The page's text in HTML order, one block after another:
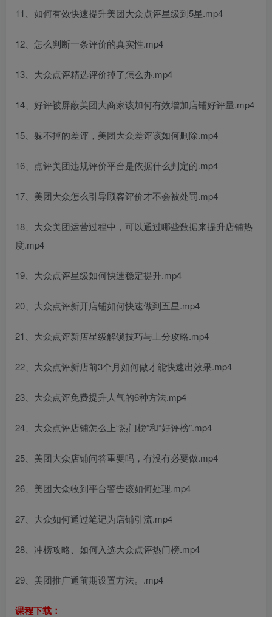
11、如何有效快速提升美团大众点评星级到5星.mp4
12、怎么判断一条评价的真实性.mp4
13、大众点评精选评价掉了怎么办.mp4
14、好评被屏蔽美团大商家该加何有效增加店铺好评量.mp4
15、躲不掉的差评，美团大众差评该如何删除.mp4
16、点评美团违规评价平台是依据什么判定的.mp4
17、美团大众怎么引导顾客评价才不会被处罚.mp4
18、大众美团运营过程中，可以通过哪些数据来提升店铺热
度.mp4
19、大众点评星级如何快速稳定提升.mp4
20、大众点评新开店铺如何快速做到五星.mp4
21、大众点评新店星级解锁技巧与上分攻略.mp4
22、大众点评新店前3个月如何做才能快速出效果.mp4
23、大众点评免费提升人气的6种方法.mp4
24、大众点评店铺怎么上“热门榜”和“好评榜”.mp4
25、美团大众店铺问答重要吗，有没有必要做.mp4
26、美团大众收到平台警告该如何处理.mp4
27、大众如何通过笔记为店铺引流.mp4
28、冲榜攻略、如何入选大众点评热门榜.mp4
29、美团推广通前期设置方法。.mp4
课程下载：